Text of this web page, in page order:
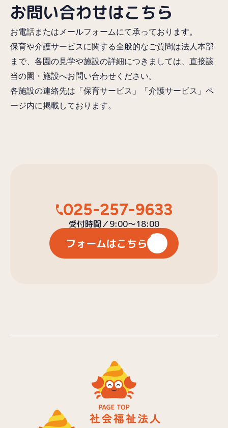
お問い合わせはこちら
お電話またはメールフォームにて承っております。
保育や介護サービスに関する全般的なご質問は法人本部
まで、各園の見学や施設の詳細につきましては、直接該
当の園・施設へお問い合わせください。
各施設の連絡先は「保育サービス」「介護サービス」ペ
ージ内に掲載しております。
025-257-9633
受付時間／9:00〜18:00
フォームはこちら